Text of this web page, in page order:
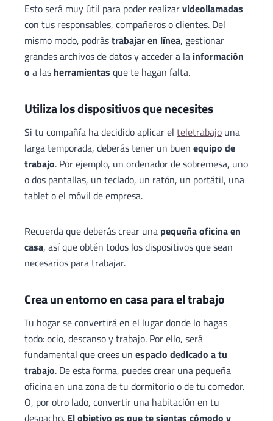
Esto será muy útil para poder realizarvideollamadas
con tus responsables, compañeros o clientes. Del
mismo modo, podrástrabajar en línea, gestionar
grandes archivos de datos y acceder a la información
o a las herramientas que te hagan falta.
Utiliza los dispositivos que necesites
Si tu compañía ha decidido aplicar el teletrabajo una
larga temporada, deberás tener un buen equipo de
trabajo. Por ejemplo, un ordenador de sobremesa, uno
o dos pantallas, un teclado, un ratón, un portátil, una
tablet o el móvil de empresa.
Recuerda que deberás crear una pequeña oficina en
casa, así que obtén todos los dispositivos que sean
necesarios para trabajar.
Crea un entorno en casa para el trabajo
Tu hogar se convertirá en el lugar donde lo hagas
todo: ocio, descanso y trabajo. Por ello, será
fundamental que crees un espacio dedicado a tu
trabajo. De esta forma, puedes crear una pequeña
oficina en una zona de tu dormitorio o de tu comedor.
O, por otro lado, convertir una habitación en tu
despacho. El objetivo es que te sientas cómodo y